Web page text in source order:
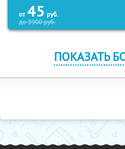
от 45 руб.
до3900руб.
ПОКАЗАТЬ